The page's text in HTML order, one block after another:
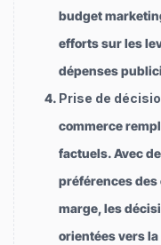
budget
efforts sur les
dépenses
Prise de
commerce
factuels. Avec
préférences
marge, les
orientées vers